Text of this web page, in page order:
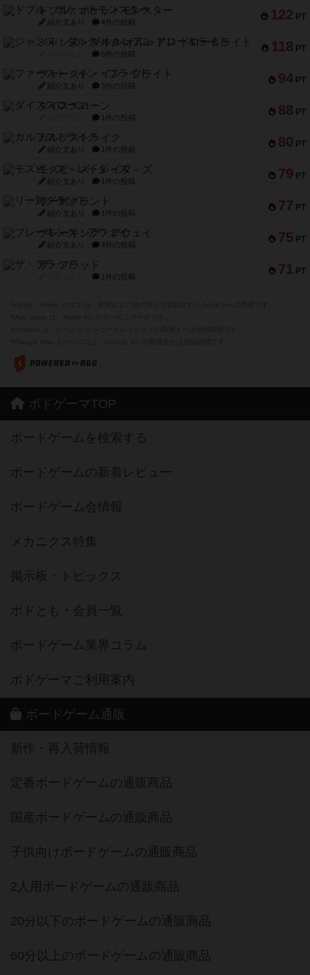
122 PT
ドブル：ポケットモンスター
紹介文あり 4件の投稿
118 PT
ジャンヌ・ダルク-オルレアン ドロー＆ライト
5件の投稿
94 PT
ファースト・イン・フライト
紹介文あり 3件の投稿
88 PT
ダイススローン
1件の投稿
80 PT
ガルフストライク
紹介文あり 1件の投稿
79 PT
モズビ－ズ・レイダ－ズ
紹介文あり 1件の投稿
77 PT
リー対グラント
紹介文あり 1件の投稿
75 PT
ブレーキング・アウェイ
紹介文あり 4件の投稿
71 PT
ザ・フラッド
1件の投稿
ボドゲーマTOP
ボードゲームを検索する
ボードゲームの新着レビュー
ボードゲーム会情報
メカニクス特集
掲示板・トピックス
ボドとも・会員一覧
ボードゲーム業界コラム
ボドゲーマご利用案内
ボードゲーム通販
新作・再入荷情報
定番ボードゲームの通販商品
国産ボードゲームの通販商品
子供向けボードゲームの通販商品
2人用ボードゲームの通販商品
20分以下のボードゲームの通販商品
60分以上のボードゲームの通販商品